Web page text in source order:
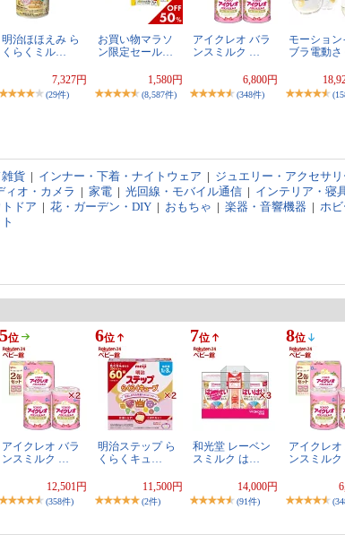
明治ほほえみ ら
くらくミル…
7,327円
(29件)
お買い物マラソ
ン限定セール…
1,580円
(8,587件)
アイクレオ バラ
ンスミルク …
6,800円
(348件)
モーション
ブラ電動さ
貨 | インナー・下着・ナイトウェア | ジュエリー・アクセサリ
ィオ・カメラ | 家電 | 光回線・モバイル通信 | インテリア・寝
ドア | 花・ガーデン・DIY | おもちゃ | 楽器・音響機器 | ホビ
5位
アイクレオ バラ
ンスミルク …
12,501円
(358件)
6位
明治ステップ ら
くらくキュ…
11,500円
(2件)
7位
和光堂 レーベン
スミルク は…
14,000円
(91件)
8位
アイクレオ
ンスミルク